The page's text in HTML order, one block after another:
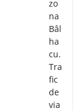
zo
na
Bâl
ha
cu.
Tra
fic
de
via